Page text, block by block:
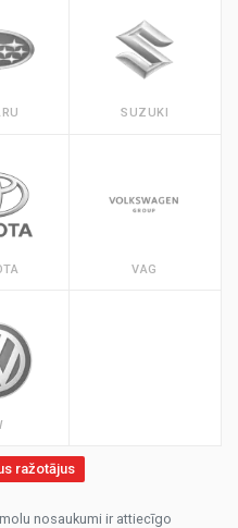
SUZUKI
VAG
ražotājus
nosaukumi ir attiecīgo